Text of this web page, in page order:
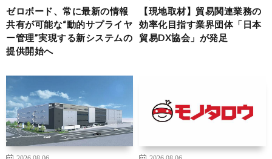
ゼロボード、常に最新の情報
共有が可能な“動的サプライヤ
ー管理”実現する新システムの
提供開始へ
【現地取材】貿易関連業務の
効率化目指す業界団体「日本
貿易DX協会」が発足